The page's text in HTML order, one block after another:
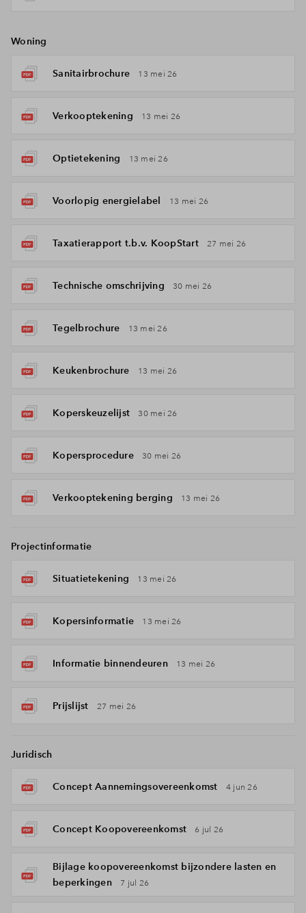
Woning
Sanitairbrochure 13 mei 26
Verkooptekening 13 mei 26
Optietekening 13 mei 26
Voorlopig energielabel 13 mei 26
Taxatierapport t.b.v. KoopStart 27 mei 26
Technische omschrijving 30 mei 26
Tegelbrochure 13 mei 26
Keukenbrochure 13 mei 26
Koperskeuzelijst 30 mei 26
Kopersprocedure 30 mei 26
Verkooptekening berging 13 mei 26
Projectinformatie
Situatietekening 13 mei 26
Kopersinformatie 13 mei 26
Informatie binnendeuren 13 mei 26
Prijslijst 27 mei 26
Juridisch
Concept Aannemingsovereenkomst 4 jun 26
Concept Koopovereenkomst 6 jul 26
Bijlage koopovereenkomst bijzondere lasten en
beperkingen
7 jul 26